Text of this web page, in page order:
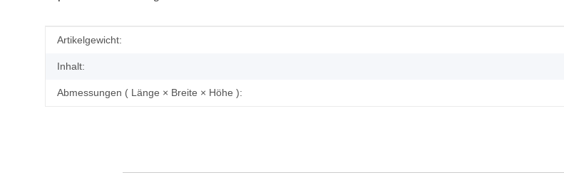
Produkteigenschaft
Wert
Artikelgewicht:
Inhalt:
Abmessungen ( Länge × Breite × Höhe ):